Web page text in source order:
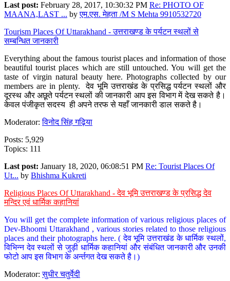
Last post: February 28, 2017, 10:30:32 PM Re: PHOTO OF
MAANA,LAST ... byएम.एस. मेहता /M S Mehta 9910532720
Tourism Places Of Uttarakhand - उत्तराखण्ड के पर्यटन स्थलों से
सम्बन्धित जानकारी
Everything about the famous tourist places and information of those
beautiful tourist places which are still untouched. You will get the
taste of virgin natural beauty here. Photographs collected by our
members are in plenty. देव भूमि उत्तराखंड के प्रसिद्ध पर्यटन स्थलों और
दूरस्थ और अछूते पर्यटन स्थलों की जानकारी आप इस विभाग में देख सकते है।
केवल पंजीकृत सदस्य ही अपने तरफ से यहाँ जानकारी डाल सकते है।
Moderator:विनोद सिंह गढ़िया
Posts: 5,929
Topics: 111
Last post: January 18, 2020, 06:08:51 PM Re: Tourist Places Of
Ut... by Bhishma Kukreti
Religious Places Of Uttarakhand - देव भूमि उत्तराखण्ड के प्रसिद्ध देव
मन्दिर एवं धार्मिक कहानियां
You will get the complete information of various religious places of
Dev-Bhoomi Uttarakhand , various stories related to those religious
places and their photographs here. ( देव भूमि उत्तराखंड के धार्मिक स्थलों,
विभिन्न देव स्थलों से जुड़ी धार्मिक कहानियां और संबंधित जानकारी और उनकी
फोटो आप इस विभाग के अर्न्तगत देख सकते है।)
Moderator:सुधीर चतुर्वेदी